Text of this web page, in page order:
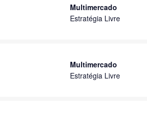
Multimercado
Estratégia Livre
Multimercado
Estratégia Livre